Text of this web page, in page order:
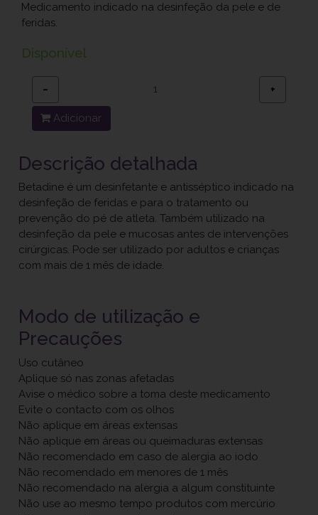
Medicamento indicado na desinfeção da pele e de
feridas.
Disponível
− +
Adicionar
Descrição detalhada
Betadine é um desinfetante e antisséptico indicado na
desinfeção de feridas e para o tratamento ou
prevenção do pé de atleta. Também utilizado na
desinfeção da pele e mucosas antes de intervenções
cirúrgicas. Pode ser utilizado por adultos e crianças
com mais de 1 mês de idade.
Modo de utilização e
Precauções
Uso cutâneo
Aplique só nas zonas afetadas
Avise o médico sobre a toma deste medicamento
Evite o contacto com os olhos
Não aplique em áreas extensas
Não aplique em áreas ou queimaduras extensas
Não recomendado em caso de alergia ao iodo
Não recomendado em menores de 1 mês
Não recomendado na alergia a algum constituinte
Não use ao mesmo tempo produtos com mercúrio